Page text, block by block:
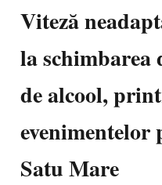
Viteză
la schimbarea
de alcool,
Satu Mare